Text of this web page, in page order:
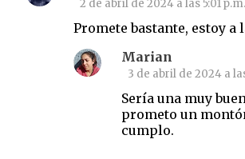
2 de abril de 2024 a las 5:01 p.m.
Promete bastante, estoy a
Marian
3 de abril de 2024 a
Sería una muy
prometo un
cumplo.